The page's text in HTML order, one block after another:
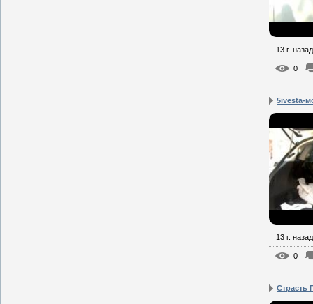
13 г. назад
0
5ivesta-
13 г. назад
0
Страсть